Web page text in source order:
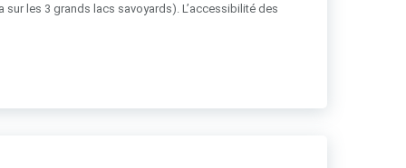
les 3 grands lacs savoyards). L’accessibilité des